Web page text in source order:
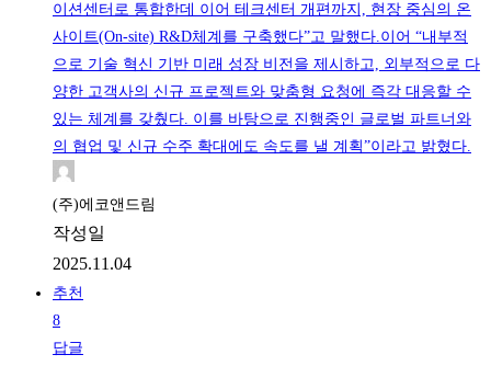
이션센터로 통합한데 이어 테크센터 개편까지, 현장 중심의 온
사이트(On-site) R&D체계를 구축했다”고 말했다.이어 “내부적
으로 기술 혁신 기반 미래 성장 비전을 제시하고, 외부적으로 다
양한 고객사의 신규 프로젝트와 맞춤형 요청에 즉각 대응할 수
있는 체계를 갖췄다. 이를 바탕으로 진행중인 글로벌 파트너와
의 협업 및 신규 수주 확대에도 속도를 낼 계획”이라고 밝혔다.
(주)에코앤드림
작성일
2025.11.04
추천
8
답글